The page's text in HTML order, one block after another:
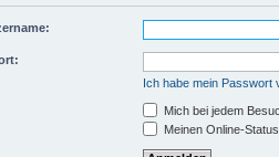
Ich habe mein Passwort
Mich bei jedem
Meinen Online-